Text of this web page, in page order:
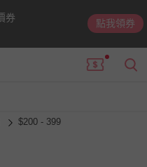
券
點我領券
$200 - 399